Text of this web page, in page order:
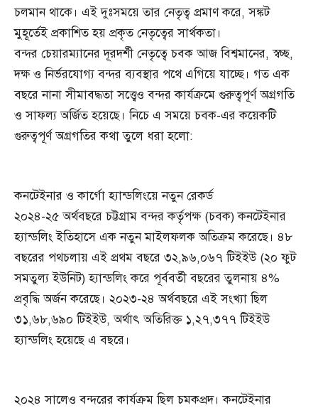
চলমান থাকে। এই দুঃসময়ে তার নেতৃত্ব প্রমাণ করে, সঙ্কট
মুহূর্তেই প্রকাশিত হয় প্রকৃত নেতৃত্বের সার্থকতা।
বন্দর চেয়ারম্যানের দূরদর্শী নেতৃত্বে চবক আজ বিশ্বমানের, স্বচ্ছ,
দক্ষ ও নির্ভরযোগ্য বন্দর ব্যবস্থার পথে এগিয়ে যাচ্ছে। গত এক
বছরে নানা সীমাবদ্ধতা সত্ত্বেও বন্দর কার্যক্রমে গুরুত্বপূর্ণ অগ্রগতি
ও সাফল্য অর্জিত হয়েছে। নিচে এ সময়ে চবক-এর কয়েকটি
গুরুত্বপূর্ণ অগ্রগতির কথা তুলে ধরা হলো:
কনটেইনার ও কার্গো হ্যান্ডলিংয়ে নতুন রেকর্ড
২০২৪-২৫ অর্থবছরে চট্টগ্রাম বন্দর কর্তৃপক্ষ (চবক) কনটেইনার
হ্যান্ডলিং ইতিহাসে এক নতুন মাইলফলক অতিক্রম করেছে। ৪৮
বছরের পথচলায় এই প্রথম বছরে ৩২,৯৬,০৬৭ টিইইউ (২০ ফুট
সমতুল্য ইউনিট) হ্যান্ডলিং করে পূর্ববর্তী বছরের তুলনায় ৪%
প্রবৃদ্ধি অর্জন করেছে। ২০২৩-২৪ অর্থবছরে এই সংখ্যা ছিল
৩১,৬৮,৬৯০ টিইইউ, অর্থাৎ অতিরিক্ত ১,২৭,৩৭৭ টিইইউ
হ্যান্ডলিং হয়েছে এ বছরে।
২০২৪ সালেও বন্দরের কার্যক্রম ছিল চমকপ্রদ। কনটেইনার